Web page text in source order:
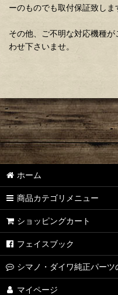
ーのものでも取付保証致しま
その他、ご不明な対応機種
わせ下さいませ。
ホーム
商品カテゴリメニュー
ショッピングカート
フェイスブック
シマノ・ダイワ純正パーツ
マイページ